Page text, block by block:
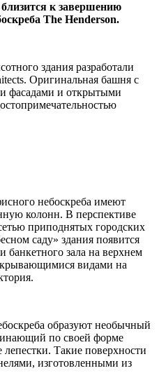
к завершению
The Henderson.
здания разработали
Оригинальная башня с
фасадами и открытыми
небоскреба имеют
колонн. В перспективе
приподнятых городских
саду» здания появится
банкетного зала на верхнем
видами на
образуют необычный
по своей форме
Такие поверхности
изготовленными из